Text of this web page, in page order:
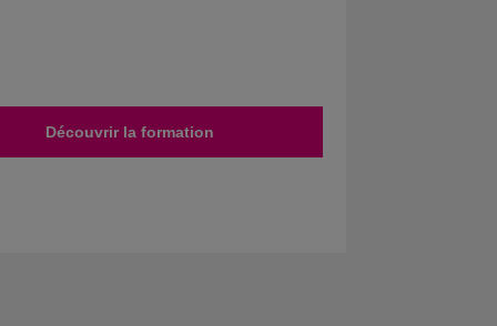
Découvrir la formation